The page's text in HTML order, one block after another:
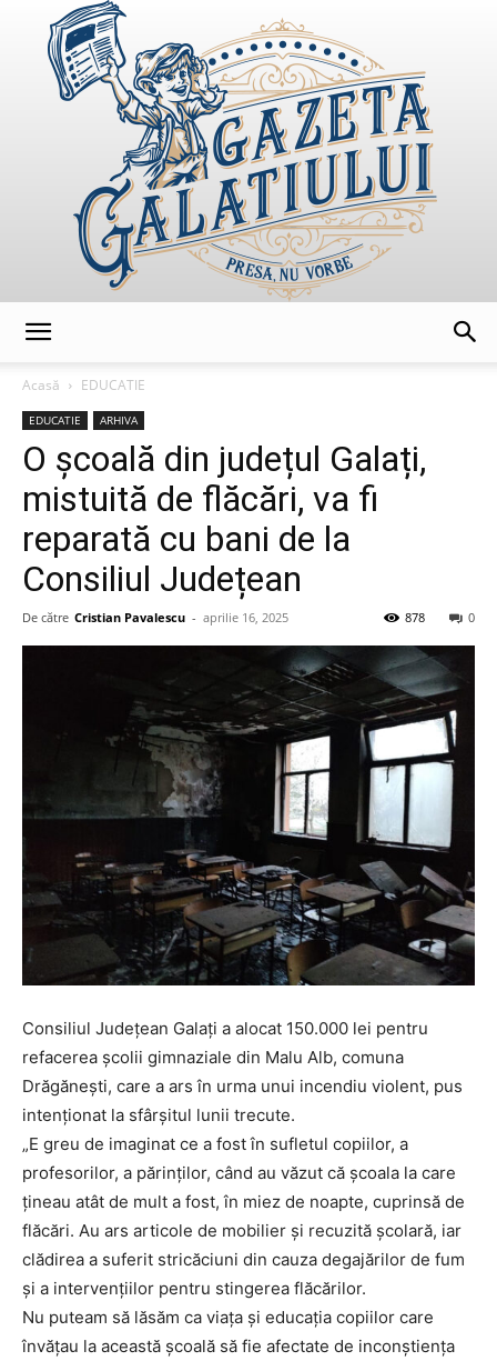
Acasă
EDUCATIE
EDUCATIE ARHIVA
O școală din județul Galați,
mistuită de flăcări, va fi
reparată cu bani de la
Consiliul Județean
De către Cristian Pavalescu - aprilie 16, 2025 0
878
Consiliul Județean Galați a alocat 150.000 lei pentru
refacerea școlii gimnaziale din Malu Alb, comuna
Drăgănești, care a ars în urma unui incendiu violent, pus
intenționat la sfârșitul lunii trecute.
„E greu de imaginat ce a fost în sufletul copiilor, a
profesorilor, a părinților, când au văzut că școala la care
țineau atât de mult a fost, în miez de noapte, cuprinsă de
flăcări. Au ars articole de mobilier și recuzită școlară, iar
clădirea a suferit stricăciuni din cauza degajărilor de fum
și a intervențiilor pentru stingerea flăcărilor.
Nu puteam să lăsăm ca viața și educația copiilor care
învățau la această școală să fie afectate de inconștiența